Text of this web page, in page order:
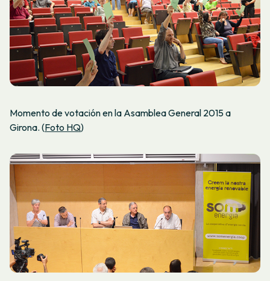
Momento de votación en la Asamblea General 2015 a
Girona. (Foto HQ)